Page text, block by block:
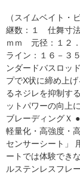
（スイムベイト
継数：１ 仕舞寸
ｍｍ 元径：１２
ライン：１６－
ンダードバスロッ
プでX状に締め上
るネジレを抑制す
ットパワーの向上
ブレーディングＸ
軽量化・高強度・
センサーシート」
ートでは体験でき
ルステンレスフレ